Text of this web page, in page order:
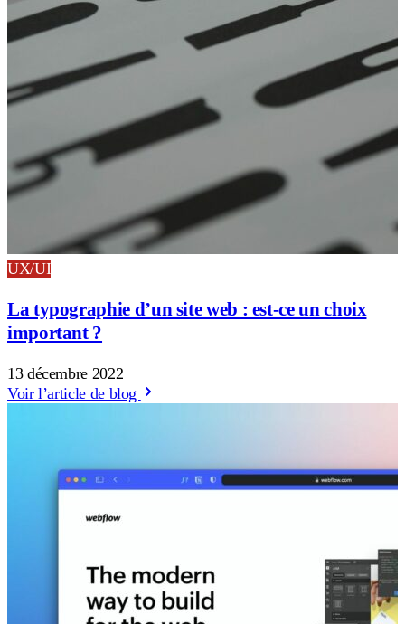
UX/UI
La typographie d’un site web : est-ce un choix
important ?
13 décembre 2022
Voir l’article de blog